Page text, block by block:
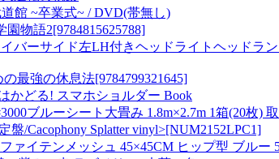
道館 ~卒業式~ / DVD(帯無し)
物語2[9784815625788]
バーサイド左LH付きヘッドライトヘッドラ
最強の休息法[9784799321645]
かどる! スマホショルダー Book
ブルーシート大畳み 1.8m×2.7m 1箱(20枚)
盤/Cacophony Splatter vinyl>[NUM2152LPC1]
ァイテンメッシュ 45×45CM ヒップ型 ブル